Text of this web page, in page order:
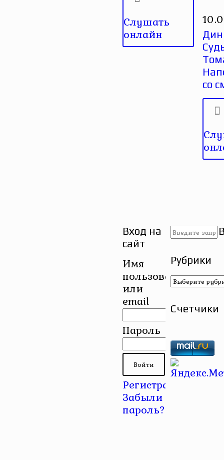
Слушать
онлайн
Дин
со
Вход на
сайт
Имя
пользователя
или
email
Пароль
Регистрация
Забыли
пароль?
Рубрики
Рубрики
Счетчики